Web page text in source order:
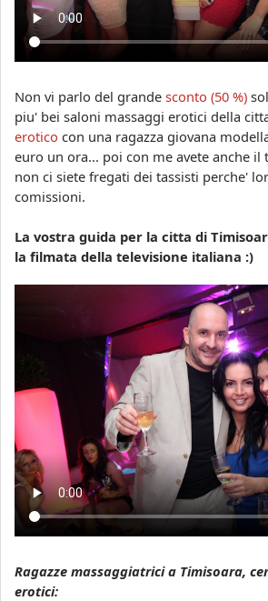
Non vi parlo del grande sconto (50 %)
piu' bei saloni massaggi erotici della
erotico con una ragazza giovana
euro un ora... poi con me avete anche
non ci siete fregati dei tassisti perche'
comissioni.
La vostra guida per la citta di
la filmata della televisione italiana :)
Ragazze massaggiatrici a Timisoara,
erotici: